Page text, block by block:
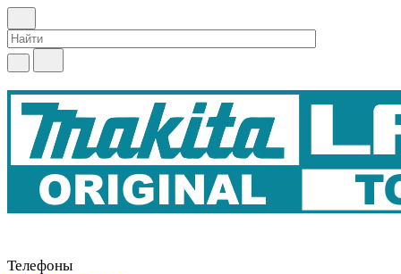
Телефоны